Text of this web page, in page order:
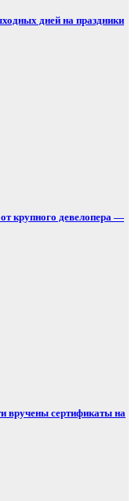
дней на праздники
крупного девелопера —
вручены сертификаты на